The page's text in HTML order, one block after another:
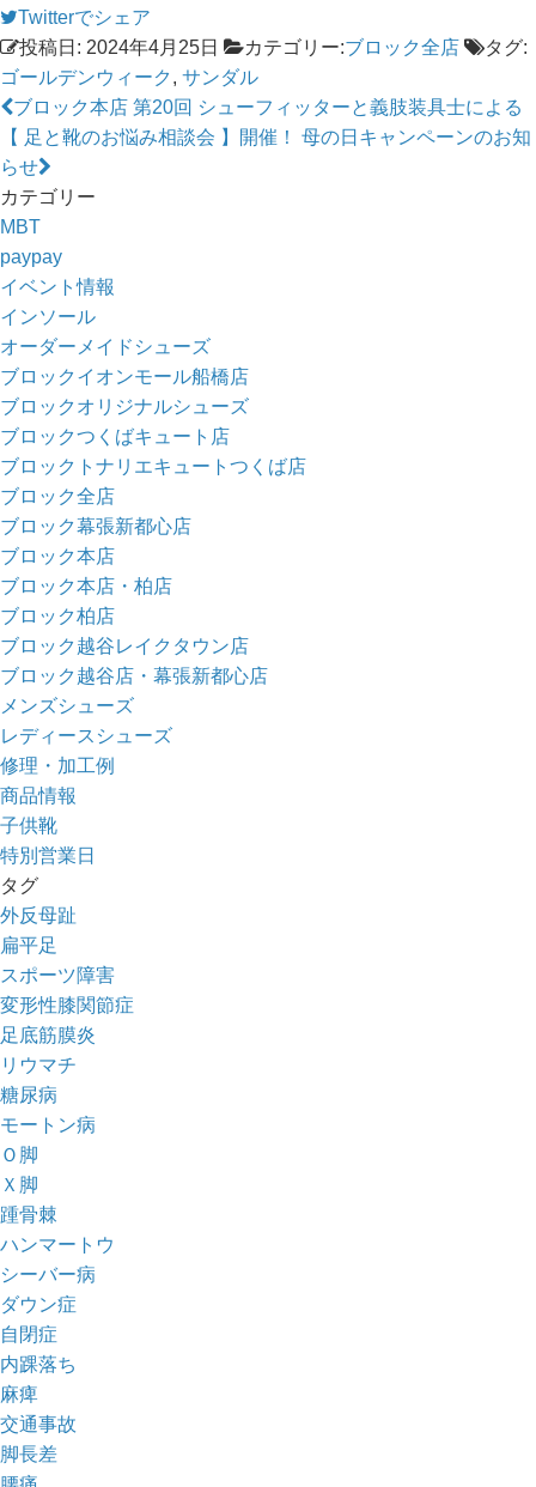
Twitterでシェア
投稿日: 2024年4月25日
カテゴリー:ブロック全店
タグ:
ゴールデンウィーク , サンダル
ブロック本店 第20回 シューフィッターと義肢装具士による
【 足と靴のお悩み相談会 】開催！
母の日キャンペーンのお知
らせ
カテゴリー
MBT
paypay
イベント情報
インソール
オーダーメイドシューズ
ブロックイオンモール船橋店
ブロックオリジナルシューズ
ブロックつくばキュート店
ブロックトナリエキュートつくば店
ブロック全店
ブロック幕張新都心店
ブロック本店
ブロック本店・柏店
ブロック柏店
ブロック越谷レイクタウン店
ブロック越谷店・幕張新都心店
メンズシューズ
レディースシューズ
修理・加工例
商品情報
子供靴
特別営業日
タグ
外反母趾
扁平足
スポーツ障害
変形性膝関節症
足底筋膜炎
リウマチ
糖尿病
モートン病
Ｏ脚
Ｘ脚
踵骨棘
ハンマートウ
シーバー病
ダウン症
自閉症
内踝落ち
麻痺
交通事故
脚長差